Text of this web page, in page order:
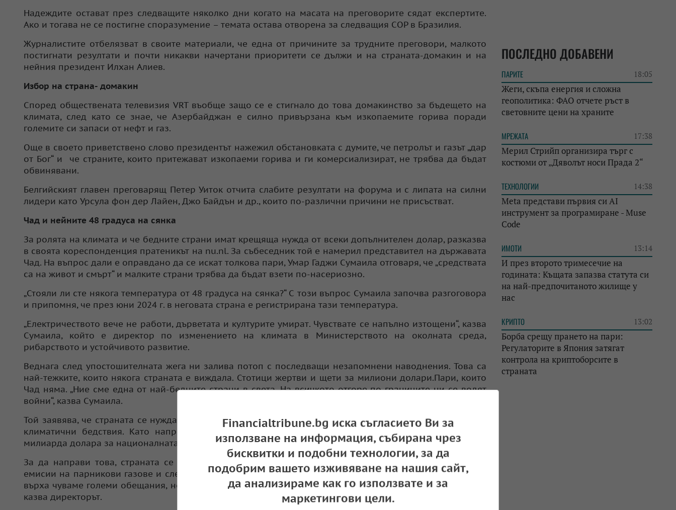
Надеждите остават през следващите няколко дни когато на масата на преговорите сядат експертите.
Ако и тогава не се постигне споразумение – темата остава отворена за следващия COP в Бразилия.
Журналистите отбелязват в своите материали, че една от причините за трудните преговори, малкото
постигнати резултати и почти никакви начертани приоритети се дължи и на страната-домакин и на
нейния президент Илхан Алиев.
Избор на страна- домакин
Според обществената телевизия VRT въобще защо се е стигнало до това домакинство за бъдещето на
климата, след като се знае, че Азербайджан е силно привързана към изкопаемите горива поради
големите си запаси от нефт и газ.
Още в своето приветствено слово президентът нажежил обстановката с думите, че петролът и газът „дар
от Бог“ и че страните, които притежават изкопаеми горива и ги комерсиализират, не трябва да бъдат
обвинявани.
Белгийският главен преговарящ Петер Уиток отчита слабите резултати на форума и с липата на силни
лидери като Урсула фон дер Лайен, Джо Байдън и др., които по-различни причини не присъстват.
Чад и нейните 48 градуса на сянка
За ролята на климата и че бедните страни имат крещяща нужда от всеки допълнителен долар, разказва
в своята кореспонденция пратеникът на nu.nl. За събеседник той е намерил представител на държавата
Чад. На въпрос дали е оправдано да се искат толкова пари, Умар Гаджи Сумаила отговаря, че „средствата
са на живот и смърт“ и малките страни трябва да бъдат взети по-насериозно.
„Стояли ли сте някога температура от 48 градуса на сянка?“ С този въпрос Сумаила започва разгоговора
и припомня, че през юни 2024 г. в неговата страна е регистрирана тази температура.
„Електричеството вече не работи, дърветата и културите умират. Чувствате се напълно изтощени“, казва
Сумаила, който е директор по изменението на климата в Министерството на околната среда,
рибарството и устойчивото развитие.
Веднага след упостошителната жега ни залива потоп с последващи незапомнени наводнения. Това са
най-тежките, които някога страната е виждала. Стотици жертви и щети за милиони долари.Пари, които
Чад няма. „Ние сме една от най-бедните страни в света. На всичкото отгоре по границите ни се водят
войни“, казва Сумаила.
Той заявява, че страната се нуждае от технологии, които могат да помогнат да стане по-устойчива на
климатични бедствия. Като например по-добри системи за предупреждение. Чад се нуждае от 5
милиарда долара за националната стратегия за климата.
За да направи това, страната се обръща към богатите страни, които имат голям дял от глобалните
емисии на парникови газове и следователно изменението на климата. „Всяка година на тази среща на
върха чуваме големи обещания, но нищо не се случва. Време е да превърнем разговорите в действия“,
казва директорът.
ПОСЛЕДНО ДОБАВЕНИ
ПАРИТЕ 18:05
Жеги, скъпа енергия и сложна
геополитика: ФАО отчете ръст в
световните цени на храните
МРЕЖАТА 17:38
Мерил Стрийп организира търг с
костюми от „Дяволът носи Прада 2“
ТЕХНОЛОГИИ 14:38
Meta представи първия си AI
инструмент за програмиране - Muse
Code
ИМОТИ 13:14
И през второто тримесечие на
годината: Къщата запазва статута си
на най-предпочитаното жилище у
нас
КРИПТО 13:02
Борба срещу прането на пари:
Регулаторите в Япония затягат
контрола на криптоборсите в
страната
Financialtribune.bg иска съгласието Ви за
използване на информация, събирана чрез
бисквитки и подобни технологии, за да
подобрим вашето изживяване на нашия сайт,
да анализираме как го използвате и за
маркетингови цели.